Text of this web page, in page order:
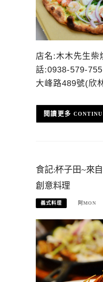
店名:木木先生柴
話:0938-579-
大峰路489號(欣
食記:杯子田~來
創意料理
義式料理 阿MON